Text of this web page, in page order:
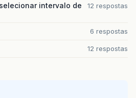
intervalo de
12 respostas
6 respostas
12 respostas